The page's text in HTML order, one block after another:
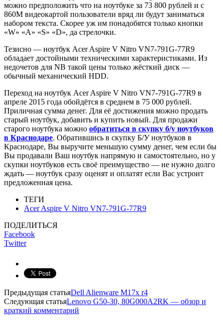
можно предположить что на ноутбуке за 73 800 рублей и с
860М видеокартой пользователи вряд ли будут заниматься
набором текста. Скорее уж им понадобятся только кнопки
«W» «A» «S» «D», да стрелочки.
Тезисно — ноутбук Acer Aspire V Nitro VN7-791G-77R9
обладает достойными техническими характеристиками. Из
недочетов для NB такой цены только жёсткий диск —
обычный механический HDD.
Переход на ноутбук Acer Aspire V Nitro VN7-791G-77R9 в
апреле 2015 года обойдётся в среднем в 75 000 рублей.
Приличная сумма денег. Для её достижения можно продать
старый ноутбук, добавить и купить новый. Для продажи
старого ноутбука можно обратиться в скупку б/у ноутбуков
в Краснодаре. Обратившись в скупку Б/У ноутбуков в
Краснодаре, Вы выручите меньшую сумму денег, чем если бы
Вы продавали Ваш ноутбук напрямую и самостоятельно, но у
скупки ноутбуков есть своё преимущество — не нужно долго
ждать — ноутбук сразу оценят и оплатят если Вас устроит
предложенная цена.
ТЕГИ
Acer Aspire V Nitro VN7-791G-77R9
ПОДЕЛИТЬСЯ
Facebook
Twitter
Предыдущая статьяDell Alienware M17x r4
Следующая статьяLenovo G50-30, 80G000A2RK — обзор и
краткий комментарий